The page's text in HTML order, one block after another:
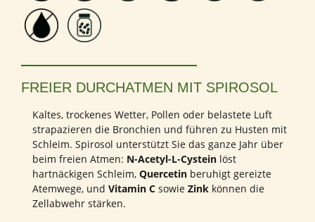
FREIER DURCHATMEN MIT SPIROSOL
Kaltes, trockenes Wetter, Pollen oder belastete Luft
strapazieren die Bronchien und führen zu Husten mit
Schleim. Spirosol unterstützt Sie das ganze Jahr über
beim freien Atmen: N-Acetyl-L-Cystein löst
hartnäckigen Schleim, Quercetin beruhigt gereizte
Atemwege, und Vitamin C sowie Zink können die
Zellabwehr stärken.